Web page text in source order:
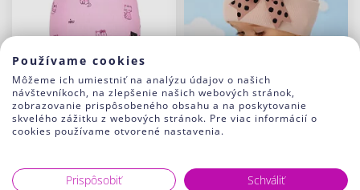
Dievčenská čiapka Liora
Dievčenská čiapka MIRI
Používame cookies
Môžeme ich umiestniť na analýzu údajov o našich
návštevníkoch, na zlepšenie našich webových stránok,
zobrazovanie prispôsobeného obsahu a na poskytovanie
skvelého zážitku z webových stránok. Pre viac informácií o
cookies používame otvorené nastavenia.
Prispôsobiť Schváliť